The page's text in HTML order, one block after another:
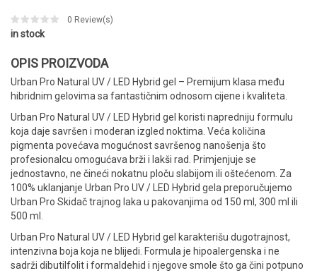
0 Review(s)
in stock
OPIS PROIZVODA
Urban Pro Natural UV / LED Hybrid gel – Premijum klasa među
hibridnim gelovima sa fantastičnim odnosom cijene i kvaliteta.
Urban Pro Natural UV / LED Hybrid gel koristi napredniju formulu
koja daje savršen i moderan izgled noktima. Veća količina
pigmenta povećava mogućnost savršenog nanošenja što
profesionalcu omogućava brži i lakši rad. Primjenjuje se
jednostavno, ne čineći nokatnu ploču slabijom ili oštećenom. Za
100% uklanjanje Urban Pro UV / LED Hybrid gela preporučujemo
Urban Pro Skidač trajnog laka u pakovanjima od 150 ml, 300 ml ili
500 ml.
Urban Pro Natural UV / LED Hybrid gel karakterišu dugotrajnost,
intenzivna boja koja ne blijedi. Formula je hipoalergenska i ne
sadrži dibutilfolit i formaldehid i njegove smole što ga čini potpuno